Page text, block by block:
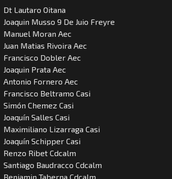
Dt Lautaro Oitana
Joaquin Musso 9 De Juio Freyre
Manuel Moran Aec
Juan Matias Rivoira Aec
Francisco Dobler Aec
Joaquin Prata Aec
Antonio Fornero Aec
Francisco Beltramo Casi
Simón Chemez Casi
Joaquín Salles Casi
Maximiliano Lizarraga Casi
Joaquín Schipper Casi
Renzo Ribet Cdcalm
Santiago Baudracco Cdcalm
Benjamin Taberna Cdcalm